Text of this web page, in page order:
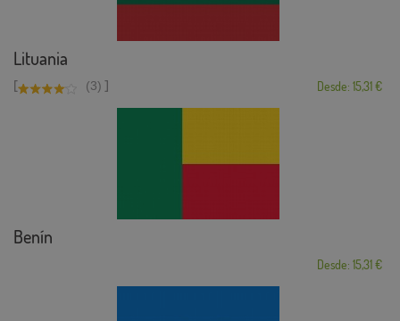
Lituania
[ (3) ] Desde: 15,31 €
Benín
Desde: 15,31 €